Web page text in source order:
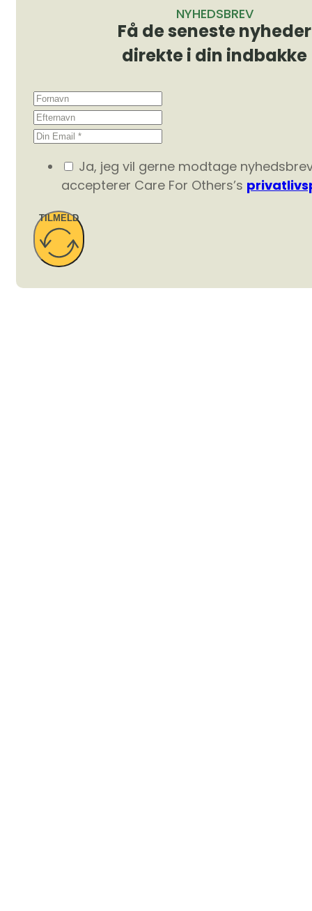
NYHEDSBREV
Få de seneste nyheder
direkte i din indbakke
Ja, jeg vil gerne modtage
accepterer Care For Others’s
TILMELD